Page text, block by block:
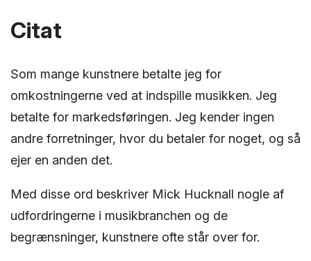
Citat
Som mange kunstnere betalte jeg for
omkostningerne ved at indspille musikken. Jeg
betalte for markedsføringen. Jeg kender ingen
andre forretninger, hvor du betaler for noget, og så
ejer en anden det.
Med disse ord beskriver Mick Hucknall nogle af
udfordringerne i musikbranchen og de
begrænsninger, kunstnere ofte står over for.